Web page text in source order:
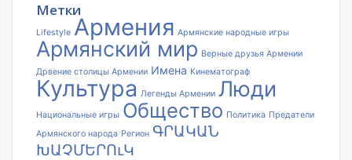
Метки
Lifestyle Армения Армянские народные игры
Армянский мир Верные друзья Армении
Дрвение столицы Армении Имена Кинематограф
Культура Легенды Армении Люди
Национальные игры Общество Политика Предатели
Армянского народа Регион ԳՐԱԿԱՆ
ԽԱՉՄԵՐՈւԿ